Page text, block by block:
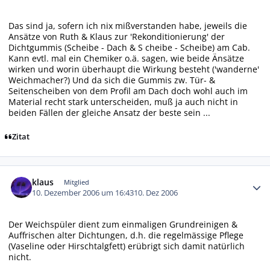
Das sind ja, sofern ich nix mißverstanden habe, jeweils die
Ansätze von Ruth & Klaus zur 'Rekonditionierung' der
Dichtgummis (Scheibe - Dach & S cheibe - Scheibe) am Cab.
Kann evtl. mal ein Chemiker o.ä. sagen, wie beide Änsätze
wirken und worin überhaupt die Wirkung besteht ('wanderne'
Weichmacher?) Und da sich die Gummis zw. Tür- &
Seitenscheiben von dem Profil am Dach doch wohl auch im
Material recht stark unterscheiden, muß ja auch nicht in
beiden Fällen der gleiche Ansatz der beste sein ...
Zitat
klaus Mitglied
10. Dezember 2006 um 16:4310. Dez 2006
Der Weichspüler dient zum einmaligen Grundreinigen &
Auffrischen alter Dichtungen, d.h. die regelmässige Pflege
(Vaseline oder Hirschtalgfett) erübrigt sich damit natürlich
nicht.